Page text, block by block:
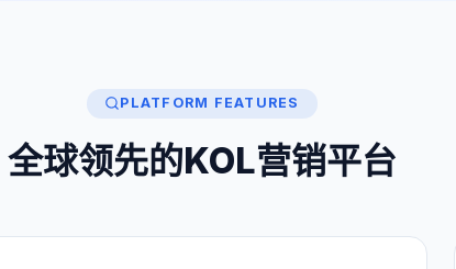
PLATFORM FEATURES
全球领先的KOL营销平台